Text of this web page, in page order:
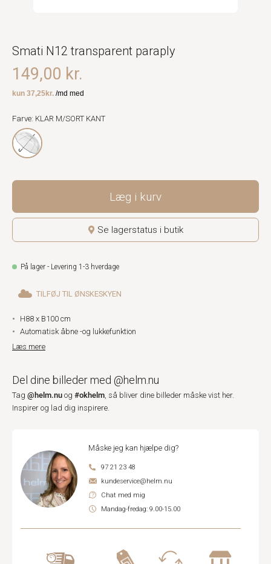
Smati N12 transparent paraply
149,00 kr.
Farve: KLAR M/SORT KANT
Læg i kurv
Se lagerstatus i butik
På lager - Levering 1-3 hverdage
TILFØJ TIL ØNSKESKYEN
H88 x B100 cm
Automatisk åbne -og lukkefunktion
Læs mere
Del dine billeder med @helm.nu
Tag @helm.nu og #okhelm, så bliver dine billeder måske vist her.
Inspirer og lad dig inspirere.
Måske jeg kan hjælpe dig?
97 21 23 48
kundeservice@helm.nu
Chat med mig
Mandag-fredag: 9.00-15.00